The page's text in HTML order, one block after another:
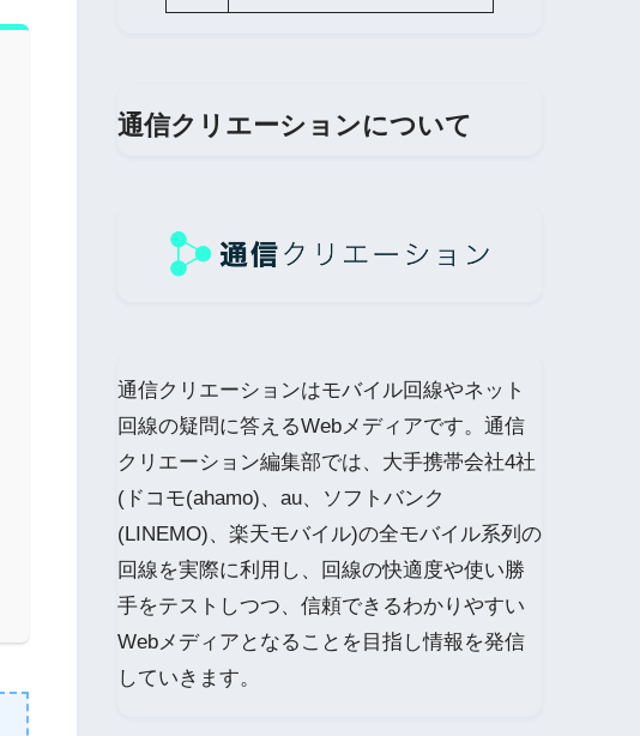
通信クリエーションについて
通信クリエーションはモバイル回線やネット
回線の疑問に答えるWebメディアです。通信
クリエーション編集部では、大手携帯会社4社
(ドコモ(ahamo)、au、ソフトバンク
(LINEMO)、楽天モバイル)の全モバイル系列の
回線を実際に利用し、回線の快適度や使い勝
手をテストしつつ、信頼できるわかりやすい
Webメディアとなることを目指し情報を発信
していきます。